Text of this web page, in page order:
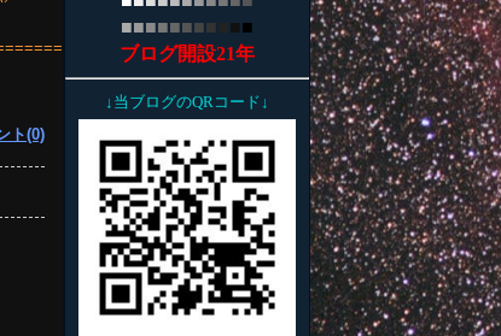
ト(0)
■■■■■■■■ ■■
ブログ開設21年
↓当ブログのQRコード↓